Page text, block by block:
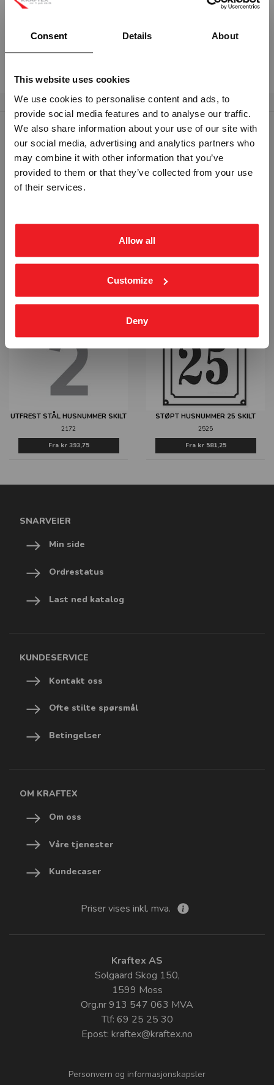
Consent Details About
This website uses cookies
We use cookies to personalise content and ads, to
provide social media features and to analyse our traffic.
We also share information about your use of our site with
our social media, advertising and analytics partners who
may combine it with other information that you’ve
provided to them or that they’ve collected from your use
of their services.
Allow all
Customize
Deny
Monteres med festpigger og avstandsstykker.
RELATERTE PRODUKTER
Frakr 445,00
Frakr 445,00
UTFREST STÅL HUSNUMMER SKILT
2172
Fra kr 393,75
STØPT HUSNUMMER 25 SKILT
2525
Fra kr 581,25
SNARVEIER
Min side
Ordrestatus
Last ned katalog
KUNDESERVICE
Kontakt oss
Ofte stilte spørsmål
Betingelser
OM KRAFTEX
Om oss
Våre tjenester
Kundecaser
Priser vises inkl. mva.
Kraftex AS
Solgaard Skog 150,
1599 Moss
Org.nr 913 547 063 MVA
Tlf: 69 25 25 30
Epost: kraftex@kraftex.no
Personvern og informasjonskapsler
Vennligst velg portal
BEDRIFT PRIVAT